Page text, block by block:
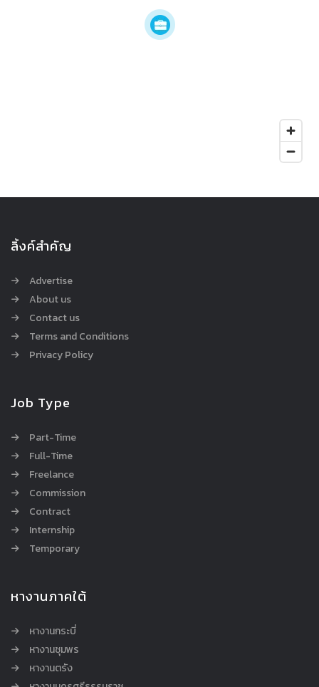
ลิ้งค์สำคัญ
Advertise
About us
Contact us
Terms and Conditions
Privacy Policy
Job Type
Part-Time
Full-Time
Freelance
Commission
Contract
Internship
Temporary
หางานภาคใต้
หางานกระบี่
หางานชุมพร
หางานตรัง